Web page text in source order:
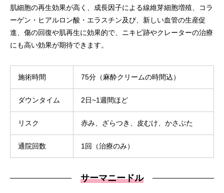
肌細胞の再生効果が高く、成長因子による線維芽細胞増殖、コラ
ーゲン・ヒアルロン酸・エラスチン及び、新しい血管の生産促
進、傷の回復や肌再生に効果的で、ニキビ跡やクレーターの治療
にも高い効果が期待できます。
施術時間 75分（麻酔クリームの時間込）
ダウンタイム 2日~1週間ほど
リスク 赤み、ざらつき、皮むけ、かさぶた
通院回数 1回（治療のみ）
サーマニードル